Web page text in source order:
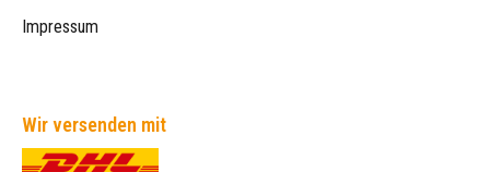
Impressum
Wir versenden mit